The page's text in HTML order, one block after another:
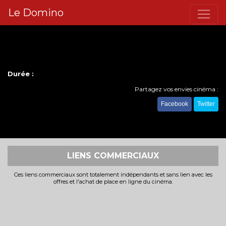
Le Domino
Durée :
Partagez vos envies cinéma :
Facebook Twitter
LIENS COMMERCIAUX
Ces liens commerciaux sont totalement indépendants et sans lien avec les
offres et l'achat de place en ligne du cinéma.